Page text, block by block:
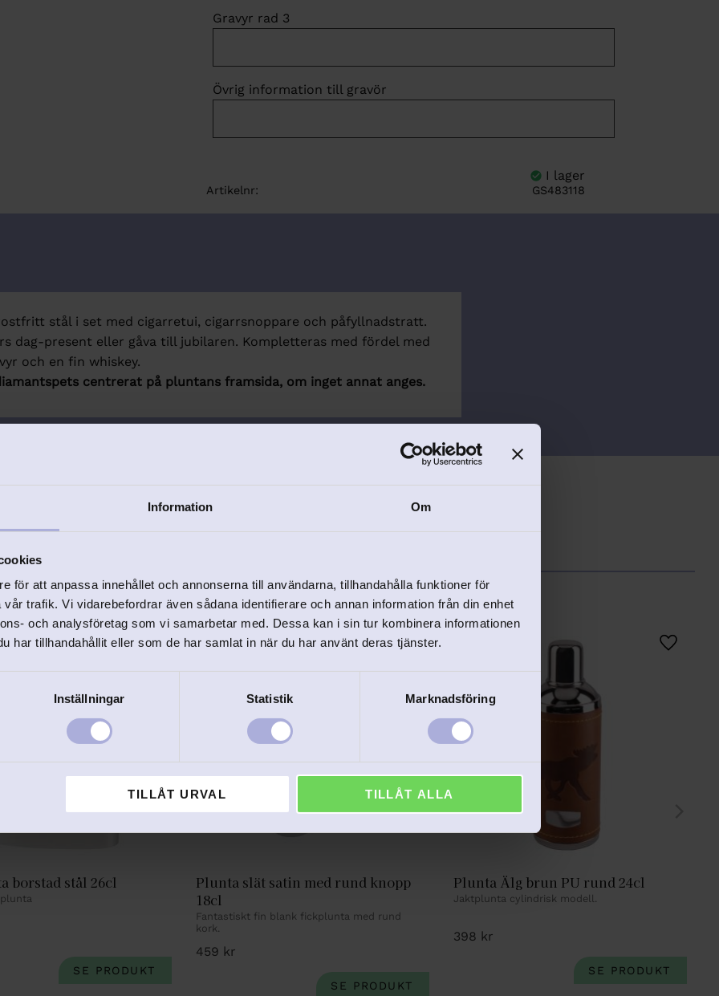
Information Om
för att anpassa innehållet och annonserna till användarna, tillhandahålla funktioner för
trafik. Vi vidarebefordrar även sådana identifierare och annan information från din enhet
och analysföretag som vi samarbetar med. Dessa kan i sin tur kombinera informationen
har tillhandahållit eller som de har samlat in när du har använt deras tjänster.
Inställningar Statistik Marknadsföring
TILLÅT URVAL TILLÅT ALLA
Gravyr rad 3
Övrig information till gravör
Artikelnr GS483118
stål i set med cigarretui, cigarrsnoppare och påfyllnadstratt.
dag-present eller gåva till jubilaren. Kompletteras med fördel med
och en fin whiskey.
centrerat på pluntans framsida, om inget annat anges.
Relaterade produkter
borstad stål 26cl
Lägg till i favoriter
Plunta slät satin med rund knopp
18cl
Fantastiskt fin blank fickplunta med rund
kork.
459 kr
Lägg till i favoriter
Plunta Älg brun PU rund 24cl
Jaktplunta cylindrisk modell.
398 kr
Lägg